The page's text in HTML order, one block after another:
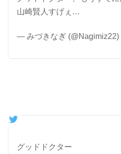
山崎賢人すげぇ…
— みづきなぎ (@Nagimiz22)
グッドドクター